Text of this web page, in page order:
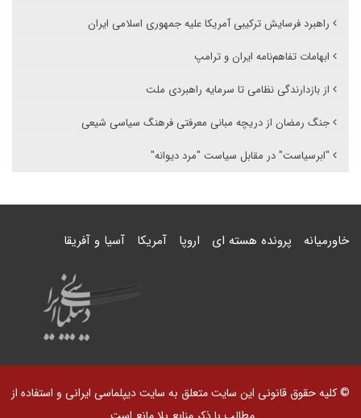
راهبرد فرسایش ترکیبی آمریکا علیه جمهوری اسلامی ایران
ابهامات تفاهم‌نامه ایران و ترامپ
از بازدارندگی نظامی تا سرمایه راهبردی ملت
جنگ رمضان از دریچه مبانی معرفتی فرهنگ سیاسی شیعی
"ابرسیاست" در مقابل سیاست "مرد دیوانه"
خاورمیانه پرونده هسته ای اروپا آمریکا آسیا و آفریقا
© کلیه حقوق قانونی این سایت متعلق به سایت دیپلماسی ایرانی و استفاده از